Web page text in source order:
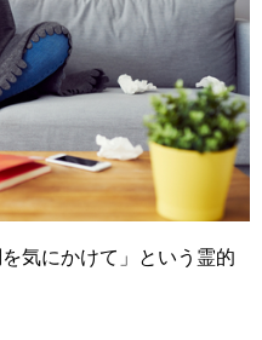
気にかけて」という霊的